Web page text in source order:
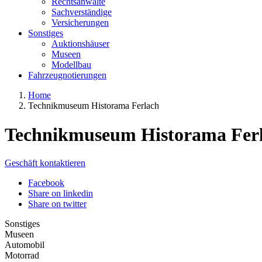
Sachverständige
Versicherungen
Sonstiges
Auktionshäuser
Museen
Modellbau
Fahrzeugnotierungen
Home
Technikmuseum Historama Ferlach
Technikmuseum Historama
Geschäft kontaktieren
Facebook
Share on linkedin
Share on twitter
Sonstiges
Museen
Automobil
Motorrad